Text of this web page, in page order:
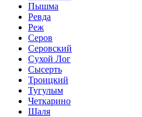
Пышма
Ревда
Реж
Серов
Серовский
Сухой Лог
Сысерть
Троицкий
Тугулым
Четкарино
Шаля